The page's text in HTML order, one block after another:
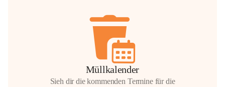
Müllkalender
Sieh dir die kommenden Termine für die